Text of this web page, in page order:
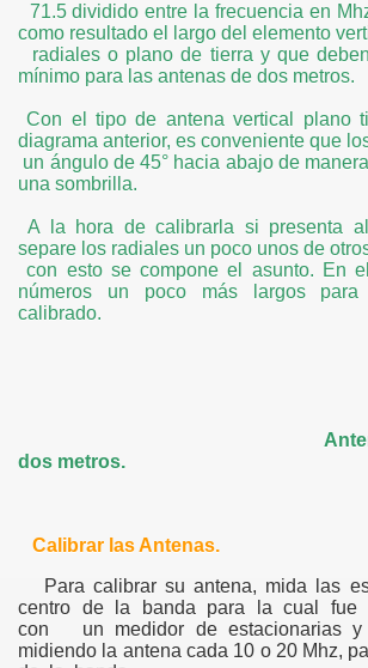
71.5 dividido entre la frecuencia en
como resultado el largo del elemento
radiales o plano de tierra y que
mínimo para las antenas de dos metros.
Con el tipo de antena vertical plano
diagrama anterior, es conveniente que
un ángulo de 45° hacia abajo de
una sombrilla.
A la hora de calibrarla si presenta
separe los radiales un poco unos de
con esto se compone el asunto. En
números un poco más largos
calibrado.
dos metros.
Calibrar las Antenas.
Para calibrar su antena, mida las
centro de la banda para la cual fue
con un medidor de estacionarias y
midiendo la antena cada 10 o 20 Mhz,